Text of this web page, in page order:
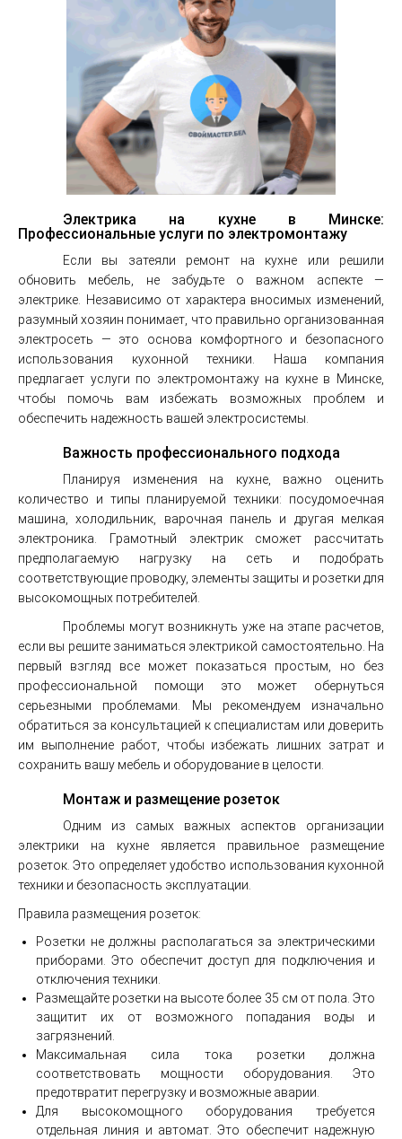
Электрика на кухне в Минске:
Профессиональные услуги по электромонтажу
Если вы затеяли ремонт на кухне или решили
обновить мебель, не забудьте о важном аспекте —
электрике. Независимо от характера вносимых изменений,
разумный хозяин понимает, что правильно организованная
электросеть — это основа комфортного и безопасного
использования кухонной техники. Наша компания
предлагает услуги по электромонтажу на кухне в Минске,
чтобы помочь вам избежать возможных проблем и
обеспечить надежность вашей электросистемы.
Важность профессионального подхода
Планируя изменения на кухне, важно оценить
количество и типы планируемой техники: посудомоечная
машина, холодильник, варочная панель и другая мелкая
электроника. Грамотный электрик сможет рассчитать
предполагаемую нагрузку на сеть и подобрать
соответствующие проводку, элементы защиты и розетки для
высокомощных потребителей.
Проблемы могут возникнуть уже на этапе расчетов,
если вы решите заниматься электрикой самостоятельно. На
первый взгляд все может показаться простым, но без
профессиональной помощи это может обернуться
серьезными проблемами. Мы рекомендуем изначально
обратиться за консультацией к специалистам или доверить
им выполнение работ, чтобы избежать лишних затрат и
сохранить вашу мебель и оборудование в целости.
Монтаж и размещение розеток
Одним из самых важных аспектов организации
электрики на кухне является правильное размещение
розеток. Это определяет удобство использования кухонной
техники и безопасность эксплуатации.
Правила размещения розеток:
Розетки не должны располагаться за электрическими
приборами. Это обеспечит доступ для подключения и
отключения техники.
Размещайте розетки на высоте более 35 см от пола. Это
защитит их от возможного попадания воды и
загрязнений.
Максимальная сила тока розетки должна
соответствовать мощности оборудования. Это
предотвратит перегрузку и возможные аварии.
Для высокомощного оборудования требуется
отдельная линия и автомат. Это обеспечит надежную